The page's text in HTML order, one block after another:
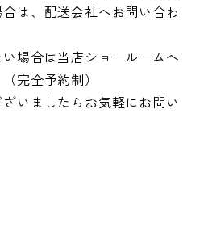
は、配送会社へお問い合わ
場合は当店ショールームへ
完全予約制）
いましたらお気軽にお問い